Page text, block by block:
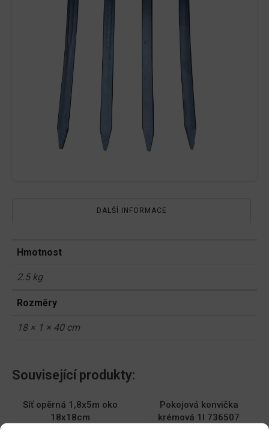
DALŠÍ INFORMACE
Hmotnost
2.5 kg
Rozměry
18 × 1 × 40 cm
Související produkty:
Síť opěrná 1,8x5m oko
18x18cm
Pokojová konvička
krémová 1l 736507